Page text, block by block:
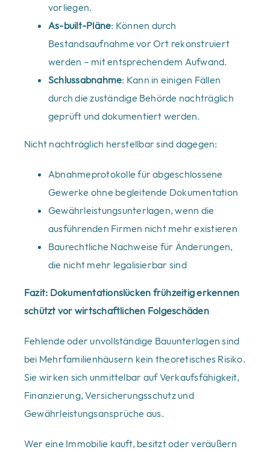
vorliegen.
As-built-Pläne: Können durch
Bestandsaufnahme vor Ort rekonstruiert
werden – mit entsprechendem Aufwand.
Schlussabnahme: Kann in einigen Fällen
durch die zuständige Behörde nachträglich
geprüft und dokumentiert werden.
Nicht nachträglich herstellbar sind dagegen:
Abnahmeprotokolle für abgeschlossene
Gewerke ohne begleitende Dokumentation
Gewährleistungsunterlagen, wenn die
ausführenden Firmen nicht mehr existieren
Baurechtliche Nachweise für Änderungen,
die nicht mehr legalisierbar sind
Fazit: Dokumentationslücken frühzeitig erkennen
schützt vor wirtschaftlichen Folgeschäden
Fehlende oder unvollständige Bauunterlagen sind
bei Mehrfamilienhäusern kein theoretisches Risiko.
Sie wirken sich unmittelbar auf Verkaufsfähigkeit,
Finanzierung, Versicherungsschutz und
Gewährleistungsansprüche aus.
Wer eine Immobilie kauft, besitzt oder veräußern